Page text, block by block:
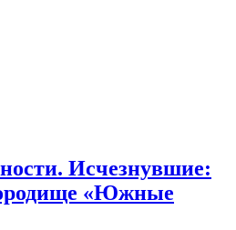
Исчезнувшие:
«Южные